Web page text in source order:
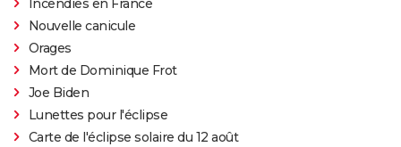
Incendies en France
Nouvelle canicule
Orages
Mort de Dominique Frot
Joe Biden
Lunettes pour l'éclipse
Carte de l'éclipse solaire du 12 août